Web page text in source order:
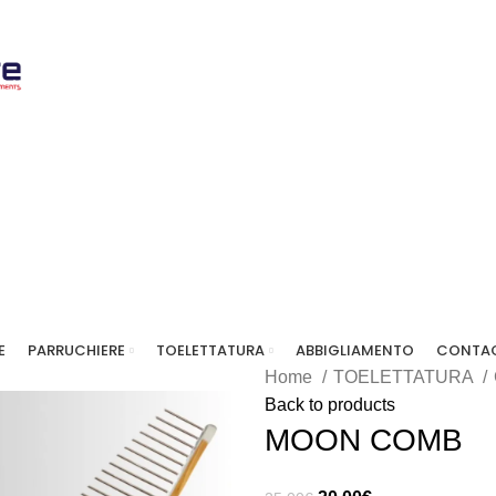
PARRUCHIERE TOELETTATURA ABBIGLIAMENTO
Home TOELETTATURA
Back to products
MOON COMB